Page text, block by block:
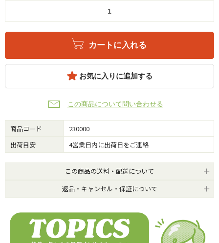
カートに入れる
お気に入りに追加する
この商品について問い合わせる
商品コード
230000
出荷目安
4営業日内に出荷日をご連絡
この商品の送料・配送について
返品・キャンセル・保証について